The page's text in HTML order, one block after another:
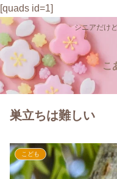
[quads id=1]
シニアだけ
こ
巣立ちは難しい
こども